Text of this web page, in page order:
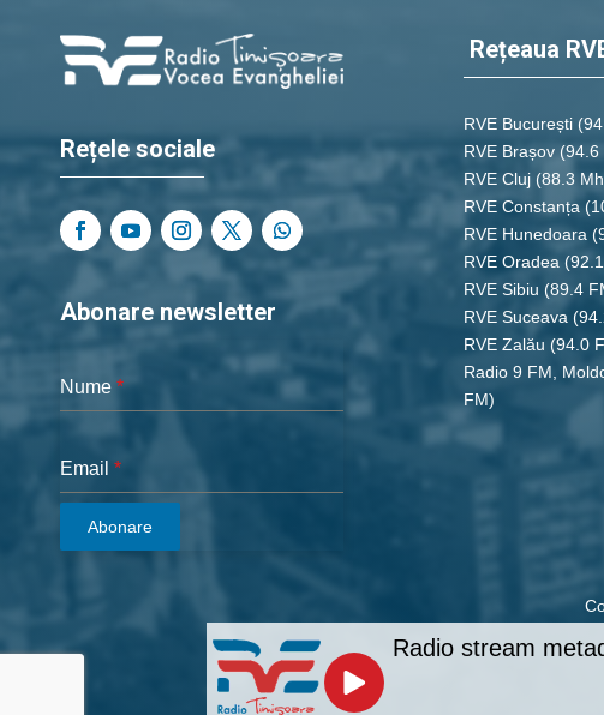
Rețele sociale
Abonare newsletter
Nume *
Email *
Abonare
Rețeaua
RVE București
RVE Brașov (94.6
RVE Cluj (88.3
RVE Constanța
RVE Hunedoara
RVE Oradea
RVE Sibiu (89.4
RVE Suceava
RVE Zalău (94.0
Radio 9 FM,
FM)
Radio stream